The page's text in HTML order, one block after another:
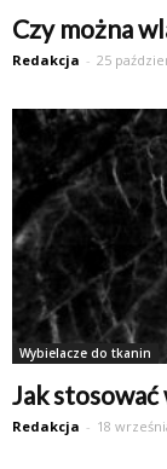
Czy można
Redakcja - 25
Wybielacze do tkanin
Jak
Redakcja - 18